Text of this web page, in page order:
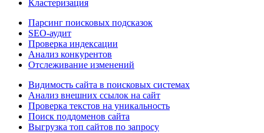
Кластеризация
Парсинг поисковых подсказок
SEO-аудит
Проверка индексации
Анализ конкурентов
Отслеживание изменений
Видимость сайта в поисковых системах
Анализ внешних ссылок на сайт
Проверка текстов на уникальность
Поиск поддоменов сайта
Выгрузка топ сайтов по запросу